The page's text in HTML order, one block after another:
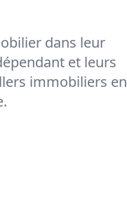
dans leur
et leurs
immobiliers en